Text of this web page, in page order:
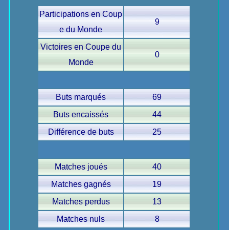
Participations en Coup
e du Monde
9
Victoires en Coupe du
Monde
0
Buts marqués
69
Buts encaissés
44
Différence de buts
25
Matches joués
40
Matches gagnés
19
Matches perdus
13
Matches nuls
8